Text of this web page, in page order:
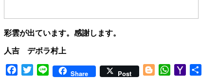
彩雲が出ています。感謝します。
人吉 デボラ村上
Facebook
TwitterLine Share Post BloggerWhatsApp
Yahoo